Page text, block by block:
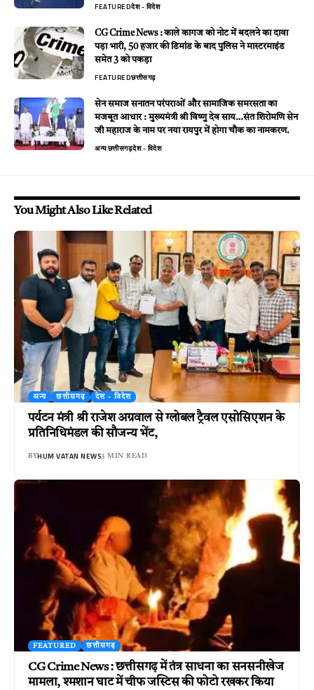
FEATUREDदेश - विदेश
CG Crime News : काले कागज को नोट में बदलने का दावा
पड़ा भारी, 50 हजार की डिमांड के बाद पुलिस ने मास्टरमाइंड
समेत 3 को पकड़ा
FEATUREDछत्तीसगढ़
सेन समाज सनातन परंपराओं और सामाजिक समरसता का
मजबूत आधार : मुख्यमंत्री श्री विष्णु देव साय…संत शिरोमणि सेन
जी महाराज के नाम पर नया रायपुर में होगा चौक का नामकरण.
अन्यछत्तीसगढ़देश - विदेश
You Might Also Like Related
अन्य छत्तीसगढ़ देश - विदेश
पर्यटन मंत्री श्री राजेश अग्रवाल से ग्लोबल ट्रैवल एसोसिएशन के
प्रतिनिधिमंडल की सौजन्य भेंट,
BYHUM VATAN NEWS3 MIN READ
FEATURED छत्तीसगढ़
CG Crime News : छत्तीसगढ़ में तंत्र साधना का सनसनीखेज
मामला, श्मशान घाट में चीफ जस्टिस की फोटो रखकर किया